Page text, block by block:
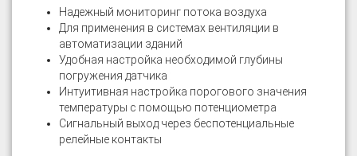
Надежный мониторинг потока воздуха
Для применения в системах вентиляции в
автоматизации зданий
Удобная настройка необходимой глубины
погружения датчика
Интуитивная настройка порогового значения
температуры с помощью потенциометра
Сигнальный выход через беспотенциальные
релейные контакты